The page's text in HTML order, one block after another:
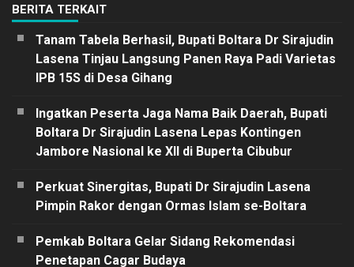
BERITA TERKAIT
Tanam Tabela Berhasil, Bupati Boltara Dr Sirajudin
Lasena Tinjau Langsung Panen Raya Padi Varietas
IPB 15S di Desa Gihang
Ingatkan Peserta Jaga Nama Baik Daerah, Bupati
Boltara Dr Sirajudin Lasena Lepas Kontingen
Jambore Nasional ke XII di Buperta Cibubur
Perkuat Sinergitas, Bupati Dr Sirajudin Lasena
Pimpin Rakor dengan Ormas Islam se-Boltara
Pemkab Boltara Gelar Sidang Rekomendasi
Penetapan Cagar Budaya